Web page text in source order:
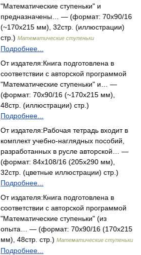
"Математические ступеньки" и
предназначены… — (формат: 70x90/16
(~170х215 мм), 32стр. (иллюстрации)
стр.) Математические ступеньки
Подробнее...
От издателя:Книга подготовлена в
соответствии с авторской программой
"Математические ступеньки" и… —
(формат: 70x90/16 (~170х215 мм),
48стр. (иллюстрации) стр.)
Подробнее...
От издателя:Рабочая тетрадь входит в
комплект учебно-наглядных пособий,
разработанных в русле авторской… —
(формат: 84x108/16 (205х290 мм),
32стр. (цветные иллюстрации) стр.)
Подробнее...
От издателя:Книга подготовлена в
соответствии с авторской программой
"Математические ступеньки" (из
опыта… — (формат: 70x90/16 (170х215
мм), 48стр. стр.) Математические ступеньки
Подробнее...